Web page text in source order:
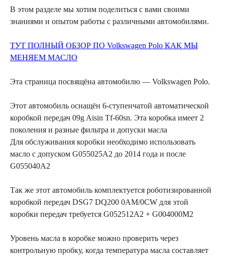
В этом разделе мы хотим поделиться с вами своими
знаниями и опытом работы с различными автомобилями.
ТУТ ПОЛНЫЙ ОБЗОР ПО Volkswagen Polo КАК МЫ
МЕНЯЕМ МАСЛО
Эта страница посвящёна автомобилю — Volkswagen Polo.
Этот автомобиль оснащён 6-ступенчатой автоматической
коробкой передач 09g Aisin Tf-60sn. Эта коробка имеет 2
поколения и разные фильтра и допуски масла
Для обслуживания коробки необходимо использовать
масло с допуском G055025A2 до 2014 года и после
G055040A2
Так же этот автомобиль комплектуется роботизированной
коробкой передач DSG7 DQ200 0AM/0CW для этой
коробки передач требуется G052512A2 + G004000M2
Уровень масла в коробке можно проверить через
контрольную пробку, когда температура масла составляет